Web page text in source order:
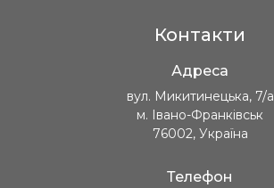
Контакти
Адреса
вул. Микитинецька, 7/а
м. Івано-Франківськ
76002, Україна
Телефон